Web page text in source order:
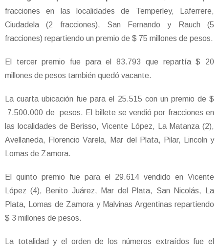
fracciones en las localidades de Temperley, Laferrere,
Ciudadela (2 fracciones), San Fernando y Rauch (5
fracciones) repartiendo un premio de $ 75 millones de pesos.
El tercer premio fue para el 83.793 que repartía $ 20
millones de pesos también quedó vacante.
La cuarta ubicación fue para el 25.515 con un premio de $
7.500.000 de pesos. El billete se vendió por fracciones en
las localidades de Berisso, Vicente López, La Matanza (2),
Avellaneda, Florencio Varela, Mar del Plata, Pilar, Lincoln y
Lomas de Zamora.
El quinto premio fue para el 29.614 vendido en Vicente
López (4), Benito Juárez, Mar del Plata, San Nicolás, La
Plata, Lomas de Zamora y Malvinas Argentinas repartiendo
$ 3 millones de pesos.
La totalidad y el orden de los números extraídos fue el